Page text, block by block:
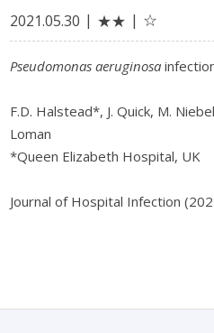
2021.05.30 ★★ ☆
Pseudomonas aeruginosa
F.D. Halstead*, J. Quick, M.
Loman
*Queen Elizabeth Hospital, UK
Journal of Hospital Infection